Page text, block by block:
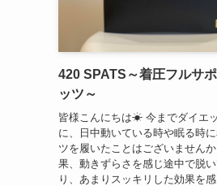
420 SPATS～着圧フルサ
ッツ～
皆様こんにちは☀ 今までダイエ
に、日中動いている時や眠る時
ツを履いたことはございません
果、動きずらさを感じ途中で脱
り、あまりスッキリした効果を